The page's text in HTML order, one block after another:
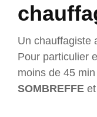
Un chauffagiste
Pour particulier
moins de 45
SOMBREFFE